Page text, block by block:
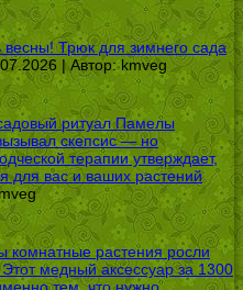
весны! Трюк для зимнего сада
| Автор:kmveg
ритуал Памелы
скепсис — но
терапии утверждает,
для вас и ваших растений
комнатные растения росли
медный аксессуар за 1300